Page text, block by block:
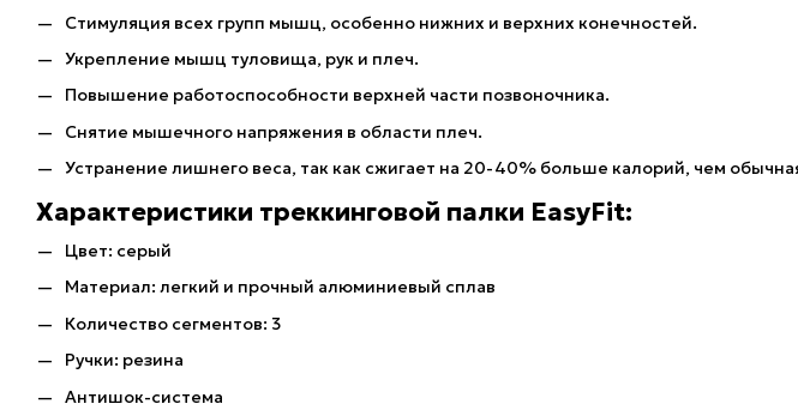
Стимуляция всех групп мышц, особенно нижних и верхних конечностей.
Укрепление мышц туловища, рук и плеч.
Повышение работоспособности верхней части позвоночника.
Снятие мышечного напряжения в области плеч.
Устранение лишнего веса, так как сжигает на 20-40% больше калорий, чем
Характеристики треккинговой палки EasyFit:
Цвет: серый
Материал: легкий и прочный алюминиевый сплав
Количество сегментов: 3
Ручки: резина
Антишок-система